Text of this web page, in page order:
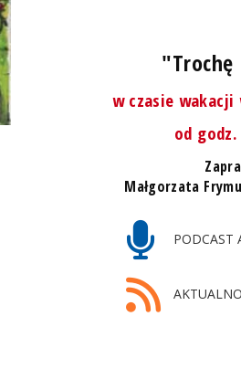
w czasie wakacji
od
Małgorzata
PODCAST